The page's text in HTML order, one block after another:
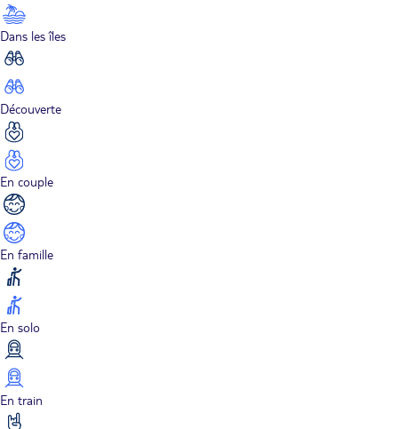
Dans les îles
Découverte
En couple
En famille
En solo
En train